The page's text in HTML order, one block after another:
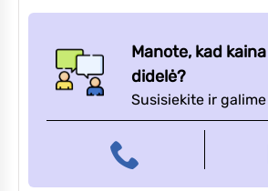
Manote, kad
didelė?
Susisiekite ir